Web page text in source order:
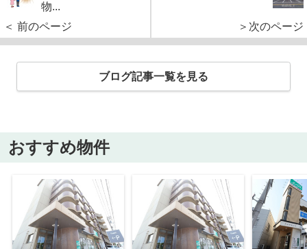
物...
＜ 前のページ
＞次のページ
ブログ記事一覧を見る
おすすめ物件